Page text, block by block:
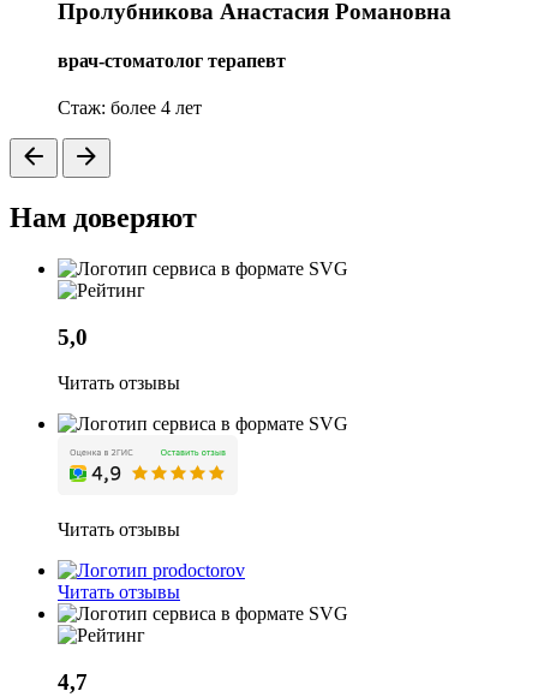
Пролубникова Анастасия Романовна
врач-стоматолог терапевт
Cтаж: более 4 лет
Нам доверяют
5,0
Читать отзывы
Читать отзывы
Читать отзывы
4,7